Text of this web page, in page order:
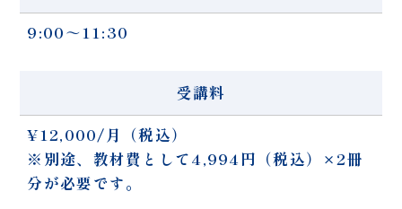
9:00～11:30
受講料
¥12,000/月（税込）
※別途、教材費として4,994円（税込）×2冊
分が必要です。